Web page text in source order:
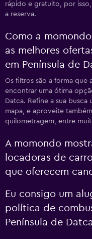
rápido e gratuito, por
a reserva.
Como a
as melhores
em Península de
Os filtros são a forma que
encontrar uma ótima
Datca. Refine a sua
mapa, e aproveite
quilometragem, entre
A momondo
locadoras de
que oferecem
Eu consigo um
política de
Península de